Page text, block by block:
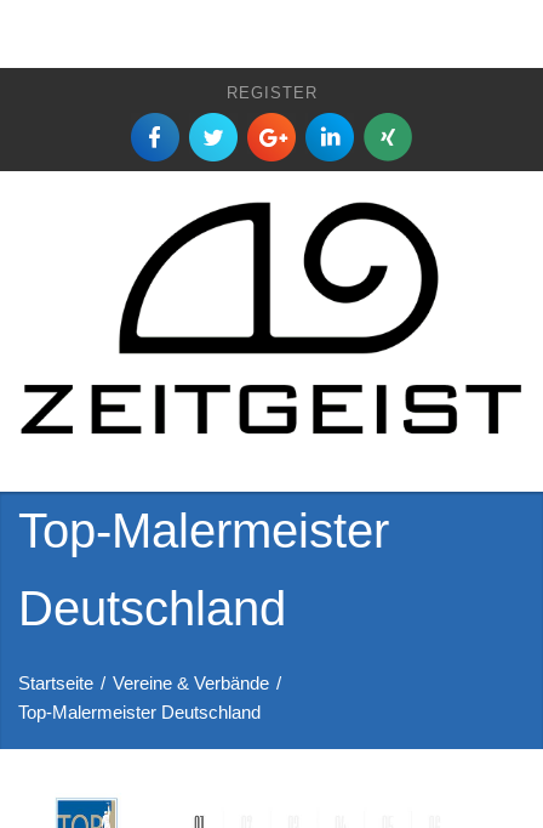
REGISTER
Top-Malermeister
Deutschland
Startseite / Vereine & Verbände /
Top-Malermeister Deutschland